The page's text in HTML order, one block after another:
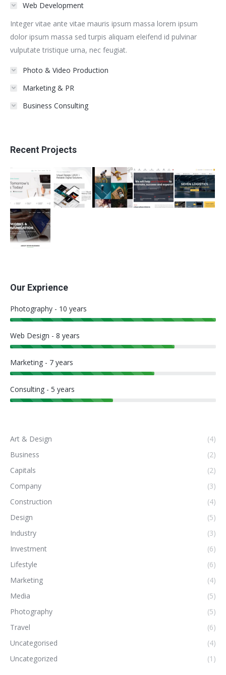
Web Development
Integer vitae ante vitae mauris ipsum massa lorem ipsum
dolor ipsum massa sed turpis aliquam eleifend id pulvinar
vulputate tristique urna, nec feugiat.
Photo & Video Production
Marketing & PR
Business Consulting
Recent Projects
Our Exprience
Photography - 10 years
Web Design - 8 years
Marketing - 7 years
Consulting - 5 years
Art & Design
(4)
Business
(2)
Capitals
(2)
Company
(3)
Construction
(4)
Design
(5)
Industry
(3)
Investment
(6)
Lifestyle
(6)
Marketing
(4)
Media
(5)
Photography
(5)
Travel
(6)
Uncategorised
(4)
Uncategorized
(1)